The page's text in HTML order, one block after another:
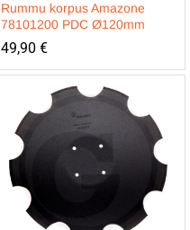
Rummu korpus Amazone
78101200 PDC Ø120mm
49,90 €